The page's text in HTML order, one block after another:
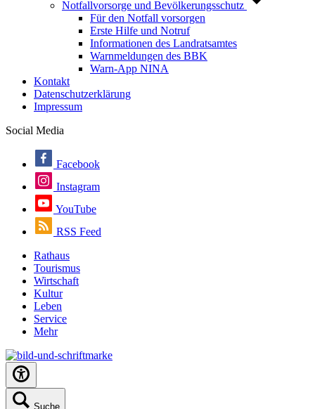
Notfallvorsorge und Bevölkerungsschutz
Für den Notfall vorsorgen
Erste Hilfe und Notruf
Informationen des Landratsamtes
Warnmeldungen des BBK
Warn-App NINA
Kontakt
Datenschutzerklärung
Impressum
Social Media
Facebook
Instagram
YouTube
RSS Feed
Rathaus
Tourismus
Wirtschaft
Kultur
Leben
Service
Mehr
Suche